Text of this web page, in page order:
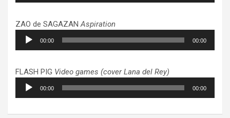
ZAO de SAGAZANAspiration
Lecteur
audio
00:00 00:00
FLASH PIG Video games (cover Lana del Rey)
Lecteur
audio
00:00 00:00